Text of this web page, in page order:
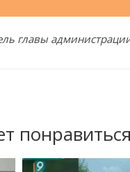
главы
понравиться